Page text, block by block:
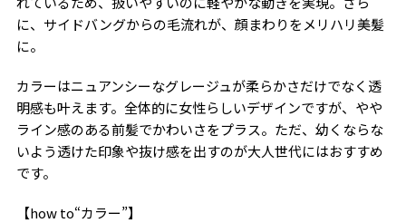
に、サイドバングからの毛流れが、顔まわりをメリハリ美髪
に。
カラーはニュアンシーなグレージュが柔らかさだけでなく透
明感も叶えます。全体的に女性らしいデザインですが、やや
ライン感のある前髪でかわいさをプラス。ただ、幼くならな
いよう透けた印象や抜け感を出すのが大人世代にはおすすめ
です。
【how to“カラー”】